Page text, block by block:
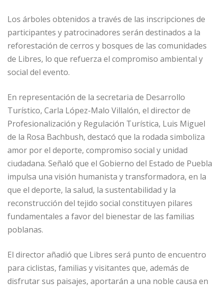
Los árboles obtenidos a través de las inscripciones de
participantes y patrocinadores serán destinados a la
reforestación de cerros y bosques de las comunidades
de Libres, lo que refuerza el compromiso ambiental y
social del evento.
En representación de la secretaria de Desarrollo
Turístico, Carla López-Malo Villalón, el director de
Profesionalización y Regulación Turística, Luis Miguel
de la Rosa Bachbush, destacó que la rodada simboliza
amor por el deporte, compromiso social y unidad
ciudadana. Señaló que el Gobierno del Estado de Puebla
impulsa una visión humanista y transformadora, en la
que el deporte, la salud, la sustentabilidad y la
reconstrucción del tejido social constituyen pilares
fundamentales a favor del bienestar de las familias
poblanas.
El director añadió que Libres será punto de encuentro
para ciclistas, familias y visitantes que, además de
disfrutar sus paisajes, aportarán a una noble causa en